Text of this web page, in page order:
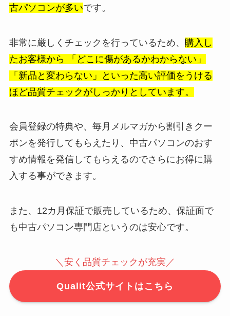
古パソコンが多いです。
非常に厳しくチェックを行っているため、 購入し
たお客様から 「どこに傷があるかわからない」
「新品と変わらない」といった高い評価をうける
ほど品質チェックがしっかりとしています。
会員登録の特典や、毎月メルマガから割引きクー
ポンを発行してもらえたり、中古パソコンのおす
すめ情報を発信してもらえるのでさらにお得に購
入する事ができます。
また、12カ月保証で販売しているため、保証面で
も中古パソコン専門店というのは安心です。
＼安く品質チェックが充実／
Qualit公式サイトはこちら